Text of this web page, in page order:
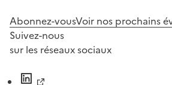
Abonnez-vousVoir nos prochains
Suivez-nous
sur les réseaux sociaux